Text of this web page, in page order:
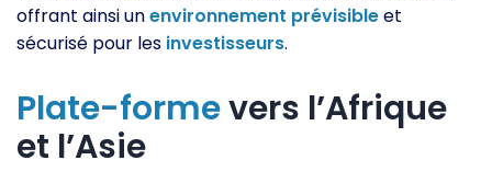
offrant ainsi unenvironnement prévisibleet
sécurisé pour les investisseurs.
Plate-formevers l’Afrique
et l’Asie